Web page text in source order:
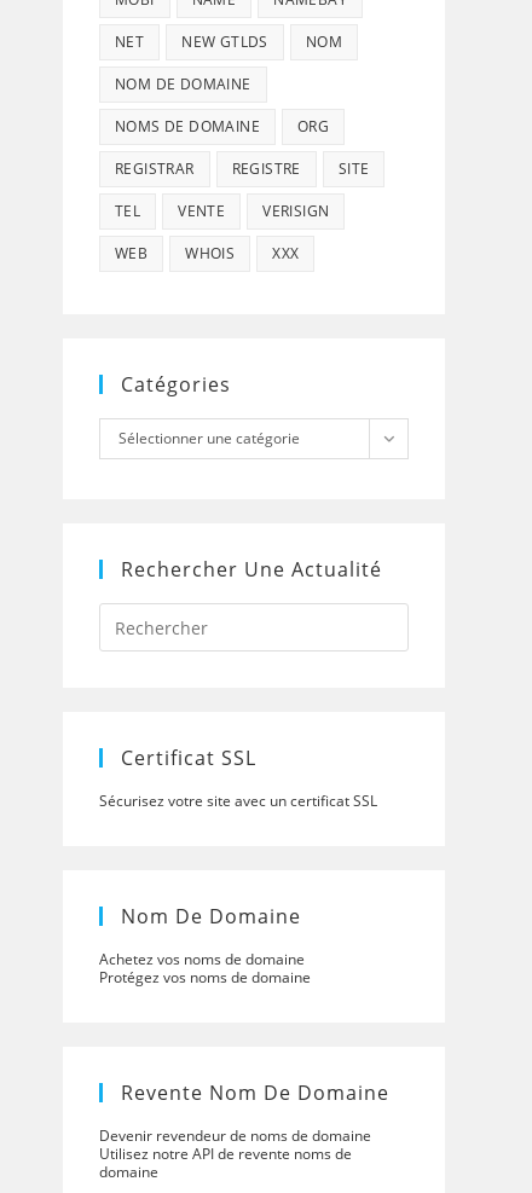
NET NEW GTLDS NOM
NOM DE DOMAINE
NOMS DE DOMAINE ORG
REGISTRAR REGISTRE SITE
TEL VENTE VERISIGN
WEB WHOIS XXX
Catégories
Catégories
Sélectionner une catégorie
Rechercher Une Actualité
Press
to
Certificat SSL
Sécurisez votre site avec un certificat SSL
Nom De Domaine
Achetez vos noms de domaine
Protégez vos noms de domaine
Revente Nom De Domaine
Devenir revendeur de noms de domaine
Utilisez notre API de revente noms de
domaine